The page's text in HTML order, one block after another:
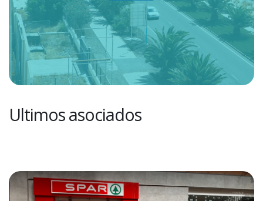
Ultimos asociados
COMERCIAL DIAMOND ROVESA, S.L.
VER